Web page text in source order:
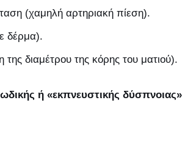
(χαμηλή αρτηριακή πίεση).
δέρμα).
διαμέτρου της κόρης του ματιού).
ή «εκπνευστικής δύσπνοιας»